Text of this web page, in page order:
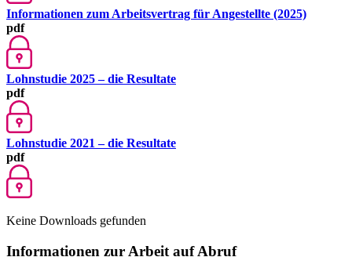
Informationen zum Arbeitsvertrag für Angestellte (2025)
pdf
Lohnstudie 2025 – die Resultate
pdf
Lohnstudie 2021 – die Resultate
pdf
Keine Downloads gefunden
Informationen zur Arbeit auf Abruf